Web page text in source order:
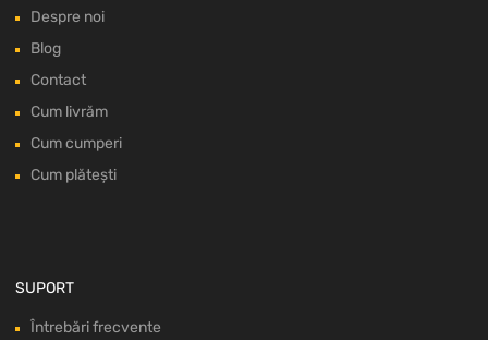
Despre noi
Blog
Contact
Cum livrăm
Cum cumperi
Cum plătești
SUPORT
Întrebări frecvente